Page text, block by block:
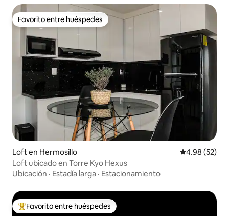
Favorito entre huéspedes
Favorito entre huéspedes
Loft en Hermosillo Calificación
4.98 (52)
Loft ubicado en Torre Kyo Hexus
Ubicación · Estadía larga · Estacionamiento
Favorito entre huéspedes preferido
Favorito entre huéspedes